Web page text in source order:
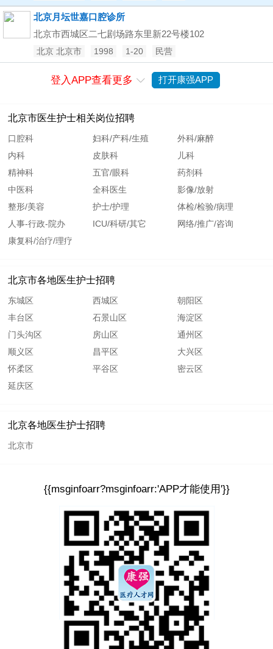
北京月坛世嘉口腔诊所
北京市西城区二七剧场路东里新22号楼102
北京 北京市 1998 1-20 民营
登入APP查看更多  打开康强APP
北京市医生护士相关岗位招聘
口腔科 妇科/产科/生殖
外科/麻醉
内科
皮肤科
儿科
精神科
五官/眼科
药剂科
中医科
全科医生
影像/放射
整形/美容
护士/护理
体检/检验/病理
人事-行政-院办
ICU/科研/其它
网络/推广/咨询
康复科/治疗/理疗
北京市各地医生护士招聘
东城区 西城区
朝阳区
丰台区
石景山区
海淀区
门头沟区
房山区
通州区
顺义区
昌平区
大兴区
怀柔区
平谷区
密云区
延庆区
北京各地医生护士招聘
北京市
{{msginfoarr?msginfoarr:'APP才能使用'}}